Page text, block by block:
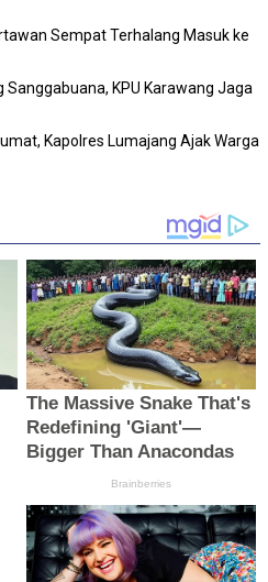
Sempat Terhalang Masuk ke
Sanggabuana, KPU Karawang Jaga
Kapolres Lumajang Ajak Warga